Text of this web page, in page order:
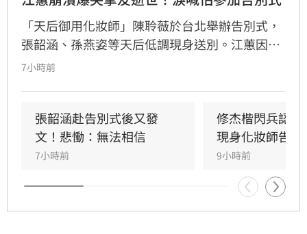
「天后御用化妝師」陳聆薇於台北舉辦告別式，
張韶涵、孫燕姿等天后低調現身送別。江蕙因人
在國外無法出席，委託經紀人代為致意。江蕙經
抗癌仍敬業工作，令曾有抗癌經驗的江蕙十分心
疼，如今遺憾好友離世。陳聆薇曾與眾多華語樂
壇巨星合作，打造無數經典造型，在演藝圈地位
崇高且人緣極佳，此次告別式眾星雲集，展現其
在幕後無可取代的重要性，演藝圈好友皆對這位
專業且溫暖的幕後推手表達最深切的懷念與不
7小時前
張韶涵赴告別式後又發
文！悲慟：無法相信
7小時前
修杰楷閃兵認
現身化妝師告別
9小時前